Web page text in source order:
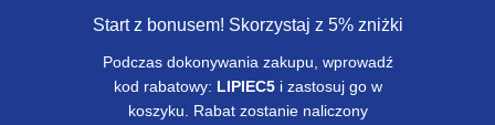
Start z bonusem! Skorzystaj z 5% zniżki
Podczas dokonywania zakupu, wprowadź
kod rabatowy: LIPIEC5 i zastosuj go w
koszyku. Rabat zostanie naliczony